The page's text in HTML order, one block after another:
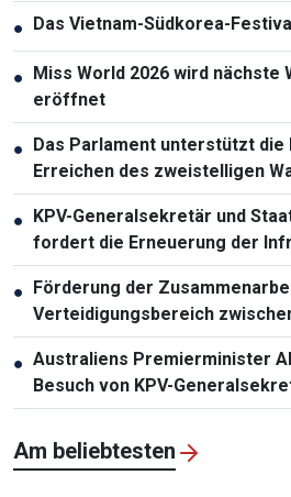
● Das Vietnam-Südkorea-
● Miss World 2026 wird nächste
eröffnet
● Das Parlament unterstützt die
Erreichen des zweistelligen
● KPV-Generalsekretär und
fordert die Erneuerung der
● Förderung der
Verteidigungsbereich
Malaysia
● Australiens Premierminister
Besuch von KPV-
Staatspräsident To Lam
Am beliebtesten